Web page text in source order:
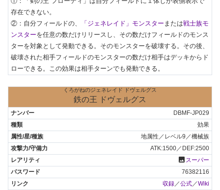
存在できない。
②：自分フィールドの、
「ジェネレイド」モンスター または戦士族モ
ンスターを任意の数だけリリースし、その数だけフィールドのモンス
ターを対象として発動できる。そのモンスターを破壊する。その後、
破壊された相手フィールドのモンスターの数だけ相手はデッキからド
ローできる。この効果は相手ターンでも発動できる。
くろがねのジェネレイド ドヴェルグス
鉄の王 ドヴェルグス
DBMF-JP029
効果
地属性／レベル9／機械族
ATK:1500／DEF:2500
photo スーパー
76382116
収録 ／公式 ／Wiki